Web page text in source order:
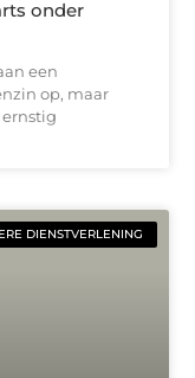
onder
een
op, maar
DIENSTVERLENING